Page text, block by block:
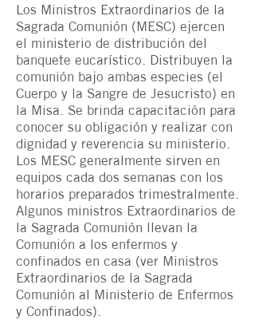
Los Ministros Extraordinarios de la
Sagrada Comunión (MESC) ejercen
el ministerio de distribución del
banquete eucarístico. Distribuyen la
comunión bajo ambas especies (el
Cuerpo y la Sangre de Jesucristo) en
la Misa. Se brinda capacitación para
conocer su obligación y realizar con
dignidad y reverencia su ministerio.
Los MESC generalmente sirven en
equipos cada dos semanas con los
horarios preparados trimestralmente.
Algunos ministros Extraordinarios de
la Sagrada Comunión llevan la
Comunión a los enfermos y
confinados en casa (ver Ministros
Extraordinarios de la Sagrada
Comunión al Ministerio de Enfermos
y Confinados).